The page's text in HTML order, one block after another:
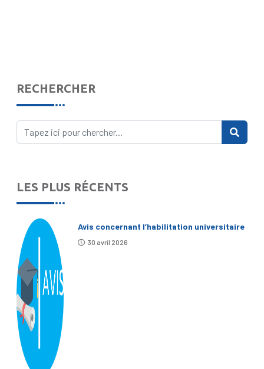
RECHERCHER
LES PLUS RÉCENTS
Avis concernant l’habilitation universitaire
30 avril 2026